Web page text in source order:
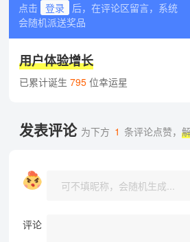
点击 登录
后，在评论区留言，系统
会随机派送奖品
用户体验增长
已累计诞生 795位幸运星
发表评论 为下方 1 条评论点赞，
评论